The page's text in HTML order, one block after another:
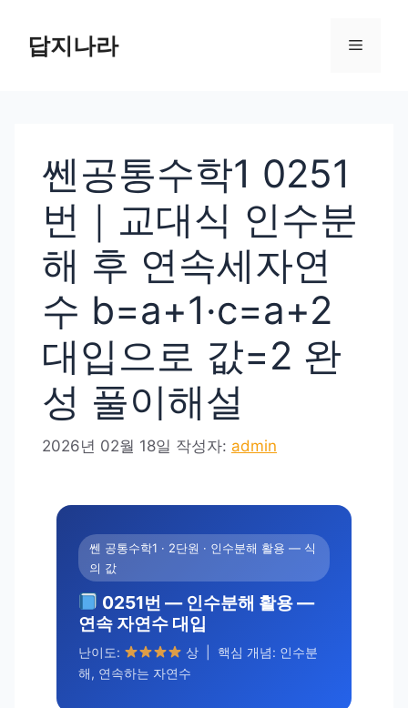
답지나라 메
쎈공통수학1 0251
번｜교대식 인수분
해 후 연속세자연
수 b=a+1·c=a+2
대입으로 값=2 완
성 풀이해설
2026년 02월 18일 작성자: admin
쎈 공통수학1 · 2단원 · 인수분해 활용 — 식
의 값
0251번 — 인수분해 활용 —
연속 자연수 대입
난이도:
상 | 핵심 개념: 인수분
해, 연속하는 자연수